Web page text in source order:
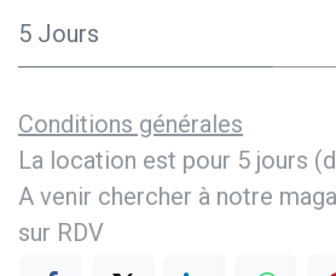
5 Jours
Conditions générales
La location est pour 5 jours
A venir chercher à notre
sur RDV